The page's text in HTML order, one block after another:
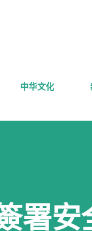
中华文化
署